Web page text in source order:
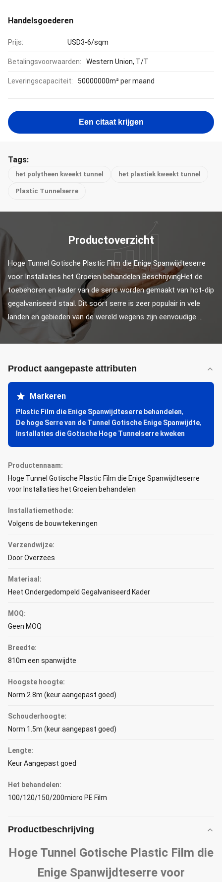
Handelsgoederen
Prijs: USD3-6/sqm
Betalingsvoorwaarden: Western Union, T/T
Leveringscapaciteit: 50000000m² per maand
Een citaat krijgen
Tags:
het polytheen kweekt tunnel het plastiek kweekt tunnel
Plastic Tunnelserre
Productoverzicht
Hoge Tunnel Gotische Plastic Film die Enige Spanwijdteserre
voor Installaties het Groeien behandelen BeschrijvingHet de
toebehoren en kader van de serre worden gemaakt van hot-dip
gegalvaniseerd staal. Dit soort serre is zeer populair in vele
landen en gebieden van de wereld wegens zijn eenvoudige ...
Product aangepaste attributen
Markeren
Plastic Film die Enige Spanwijdteserre behandelen,
De hoge Serre van de Tunnel Gotische Enige Spanwijdte,
Installaties die Gotische Hoge Tunnelserre kweken
Productennaam:
Hoge Tunnel Gotische Plastic Film die Enige Spanwijdteserre
voor Installaties het Groeien behandelen
Installatiemethode:
Volgens de bouwtekeningen
Verzendwijze:
Door Overzees
Materiaal:
Heet Ondergedompeld Gegalvaniseerd Kader
MOQ:
Geen MOQ
Breedte:
810m een spanwijdte
Hoogste hoogte:
Norm 2.8m (keur aangepast goed)
Schouderhoogte:
Norm 1.5m (keur aangepast goed)
Lengte:
Keur Aangepast goed
Het behandelen:
100/120/150/200micro PE Film
Productbeschrijving
Hoge Tunnel Gotische Plastic Film die
Enige Spanwijdteserre voor